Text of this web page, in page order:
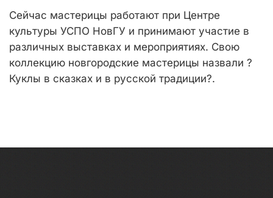
Сейчас мастерицы работают при Центре
культуры УСПО НовГУ и принимают участие в
различных выставках и мероприятиях. Свою
коллекцию новгородские мастерицы назвали ?
Куклы в сказках и в русской традиции?.